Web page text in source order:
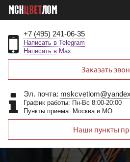
+7 (495) 241-06-35
Написать в Telegram
Написать в Max
Заказать
Эл. почта:
График работы: Пн-Вс 8:00-20:00
Пункты приема: Москва и МО
Наши пункты